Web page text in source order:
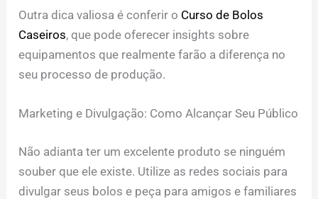
Outra dica valiosa é conferir o Curso de Bolos
Caseiros, que pode oferecer insights sobre
equipamentos que realmente farão a diferença no
seu processo de produção.
Marketing e Divulgação: Como Alcançar Seu Público
Não adianta ter um excelente produto se ninguém
souber que ele existe. Utilize as redes sociais para
divulgar seus bolos e peça para amigos e familiares